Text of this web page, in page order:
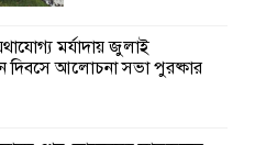
মর্যাদায় জুলাই
দিবসে আলোচনা সভা পুরষ্কার